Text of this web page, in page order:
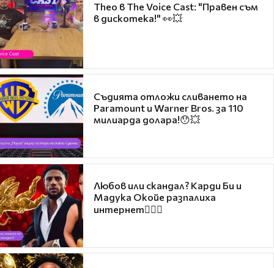
Theo в The Voice Cast: "Правен съм
в дискотека!" 👀💥
Съдията отложи сливането на
Paramount и Warner Bros. за 110
милиарда долара!😯💥
Любов или скандал? Карди Би и
Мадука Окойе разпалиха
интернет❤️‍🔥🔥